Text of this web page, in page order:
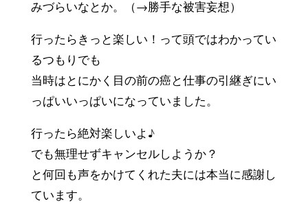
みづらいなとか。（→勝手な被害妄想）
行ったらきっと楽しい！って頭ではわかってい
るつもりでも
当時はとにかく目の前の癌と仕事の引継ぎにい
っぱいいっぱいになっていました。
行ったら絶対楽しいよ♪
でも無理せずキャンセルしようか？
と何回も声をかけてくれた夫には本当に感謝し
ています。